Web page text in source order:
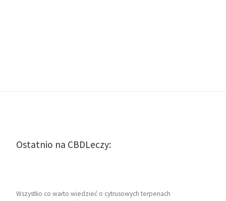
Ostatnio na CBDLeczy:
Wszystko co warto wiedzieć o cytrusowych terpenach